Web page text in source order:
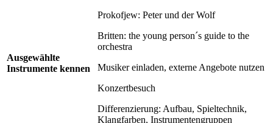
Ausgewählte
Instrumente kennen
Prokofjew: Peter und der Wolf
Britten: the young person´s guide to the
orchestra
Musiker einladen, externe Angebote nutzen
Konzertbesuch
Differenzierung: Aufbau, Spieltechnik,
Klangfarben, Instrumentengruppen